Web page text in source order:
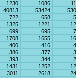
1230 1086
40813 53424
722 658
1325 1221
699 695
1708 1655
400 416
386 377
393 344
1431 1252
3011 2618